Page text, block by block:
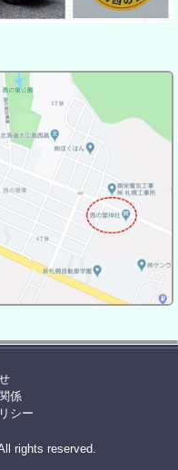
係
シー
rights reserved.